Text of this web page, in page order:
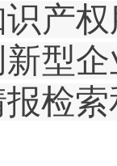
识产
新型
检